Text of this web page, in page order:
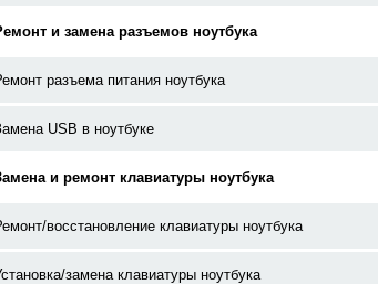
и замена разъемов ноутбука
разъема питания ноутбука
USB в ноутбуке
и ремонт клавиатуры ноутбука
восстановление клавиатуры ноутбука
замена клавиатуры ноутбука